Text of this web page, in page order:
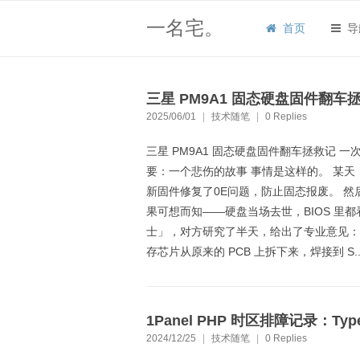
一名宅。 首页
三星 PM9A1 固态硬盘固件翻车
2025/06/01 技术随笔 0 Replies
三星 PM9A1 固态硬盘固件翻车拯救记 一
要：一个悲伤的故事 事情是这样的。 某
新固件修复了0E问题，防止固态报废。
果可想而知——硬盘当场去世，BIOS 里都
士」，对方研究了半天，给出了专业意见
存芯片从原来的 PCB 上拆下来，焊接到
1Panel PHP 时区排障记录：
2024/12/25 技术随笔 0 Replies